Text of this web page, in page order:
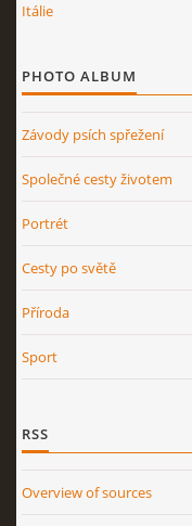
Itálie
PHOTO ALBUM
Závody psích spřežení
Společné cesty životem
Portrét
Cesty po světě
Příroda
Sport
RSS
Overview of sources